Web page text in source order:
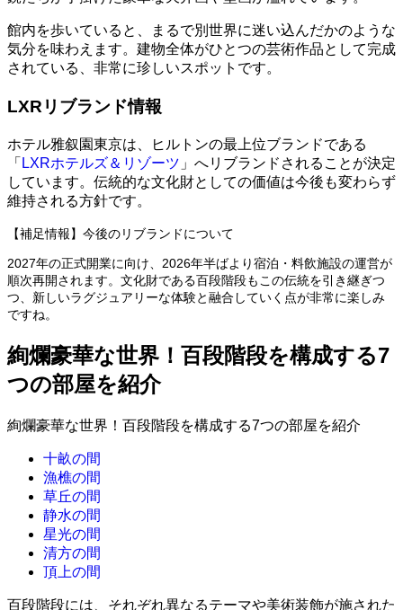
館内を歩いていると、まるで別世界に迷い込んだかのような
気分を味わえます。建物全体がひとつの芸術作品として完成
されている、非常に珍しいスポットです。
LXRリブランド情報
ホテル雅叙園東京は、ヒルトンの最上位ブランドである
「 LXRホテルズ＆リゾーツ 」へリブランドされることが決定
しています。伝統的な文化財としての価値は今後も変わらず
維持される方針です。
【補足情報】今後のリブランドについて
2027年の正式開業に向け、2026年半ばより宿泊・料飲施設の運営が
順次再開されます。文化財である百段階段もこの伝統を引き継ぎつ
つ、新しいラグジュアリーな体験と融合していく点が非常に楽しみ
ですね。
絢爛豪華な世界！百段階段を構成する7
つの部屋を紹介
絢爛豪華な世界！百段階段を構成する7つの部屋を紹介
十畝の間
漁樵の間
草丘の間
静水の間
星光の間
清方の間
頂上の間
百段階段には、それぞれ異なるテーマや美術装飾が施された